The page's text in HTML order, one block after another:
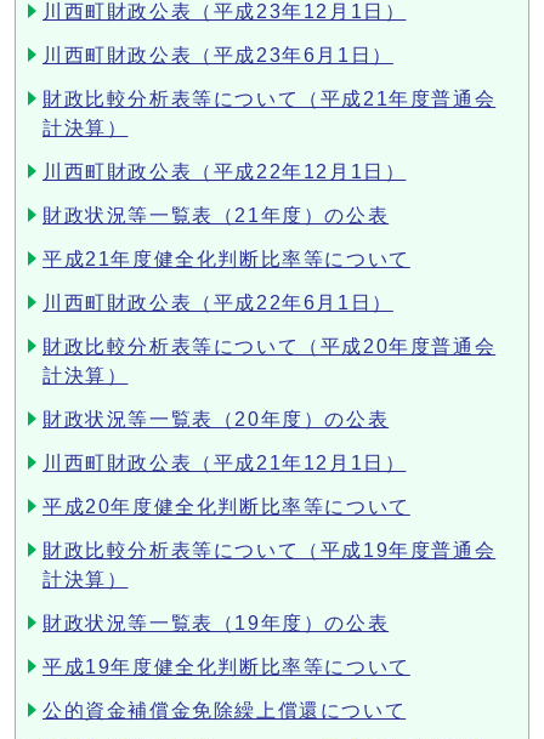
川西町財政公表（平成23年12月1日）
川西町財政公表（平成23年6月1日）
財政比較分析表等について（平成21年度普通会
計決算）
川西町財政公表（平成22年12月1日）
財政状況等一覧表（21年度）の公表
平成21年度健全化判断比率等について
川西町財政公表（平成22年6月1日）
財政比較分析表等について（平成20年度普通会
計決算）
財政状況等一覧表（20年度）の公表
川西町財政公表（平成21年12月1日）
平成20年度健全化判断比率等について
財政比較分析表等について（平成19年度普通会
計決算）
財政状況等一覧表（19年度）の公表
平成19年度健全化判断比率等について
公的資金補償金免除繰上償還について